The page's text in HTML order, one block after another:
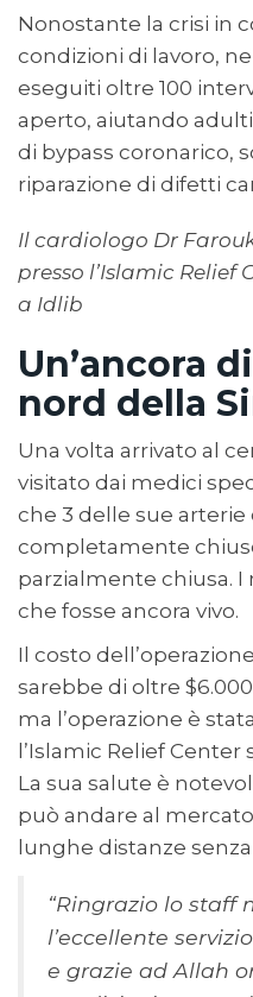
Nonostante la crisi in
condizioni di lavoro,
eseguiti oltre 100
aperto, aiutando
di bypass coronarico,
riparazione di difetti
Il cardiologo Dr
presso l’Islamic Relief
a Idlib
Un’ancora
nord della
Una volta arrivato al
visitato dai medici
che 3 delle sue arterie
completamente
parzialmente chiusa. I
che fosse ancora vivo.
Il costo
sarebbe di oltre
ma l’operazione è
l’Islamic Relief
La sua salute è
può andare al
lunghe distanze
“Ringrazio lo staff
l’eccellente
e grazie ad Allah